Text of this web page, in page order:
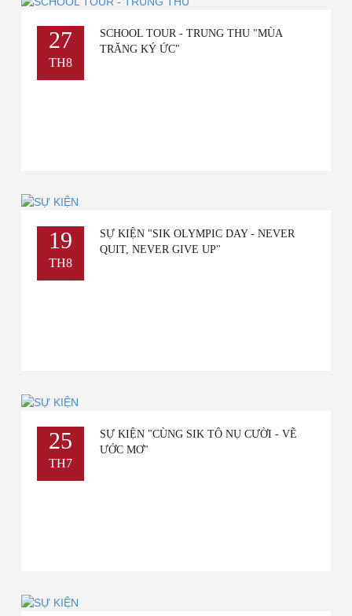
27
TH8
SCHOOL TOUR - TRUNG THU "MÙA
TRĂNG KÝ ỨC"
19
TH8
SỰ KIỆN "SIK OLYMPIC DAY - NEVER
QUIT, NEVER GIVE UP"
25
TH7
SỰ KIỆN "CÙNG SIK TÔ NỤ CƯỜI - VẼ
ƯỚC MƠ"